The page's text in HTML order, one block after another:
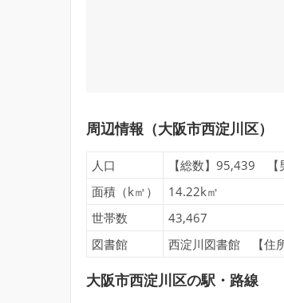
周辺情報（大阪市西淀川区）
人口
【総数】95,439
面積（k㎡）
14.22k㎡
世帯数
43,467
図書館
西淀川図書館 【住
大阪市西淀川区の駅・路線